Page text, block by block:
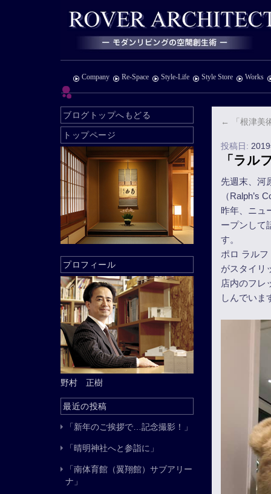
Company Re-Space Style-Life Style Store Works
← 「根津美
投稿日:
「ラル
先週末、河
（Ralph’s
昨年、ニュ
ープンして
す。
ポロ ラル
がスタイリ
店内のフレ
しんでいま
ブログトップへもどる
トップページ
プロフィール
野村 正樹
最近の投稿
「新年のご挨拶で…記念撮影！」
「晴明神社へと参詣に」
「南体育館（翼翔館）サブアリー
ナ」